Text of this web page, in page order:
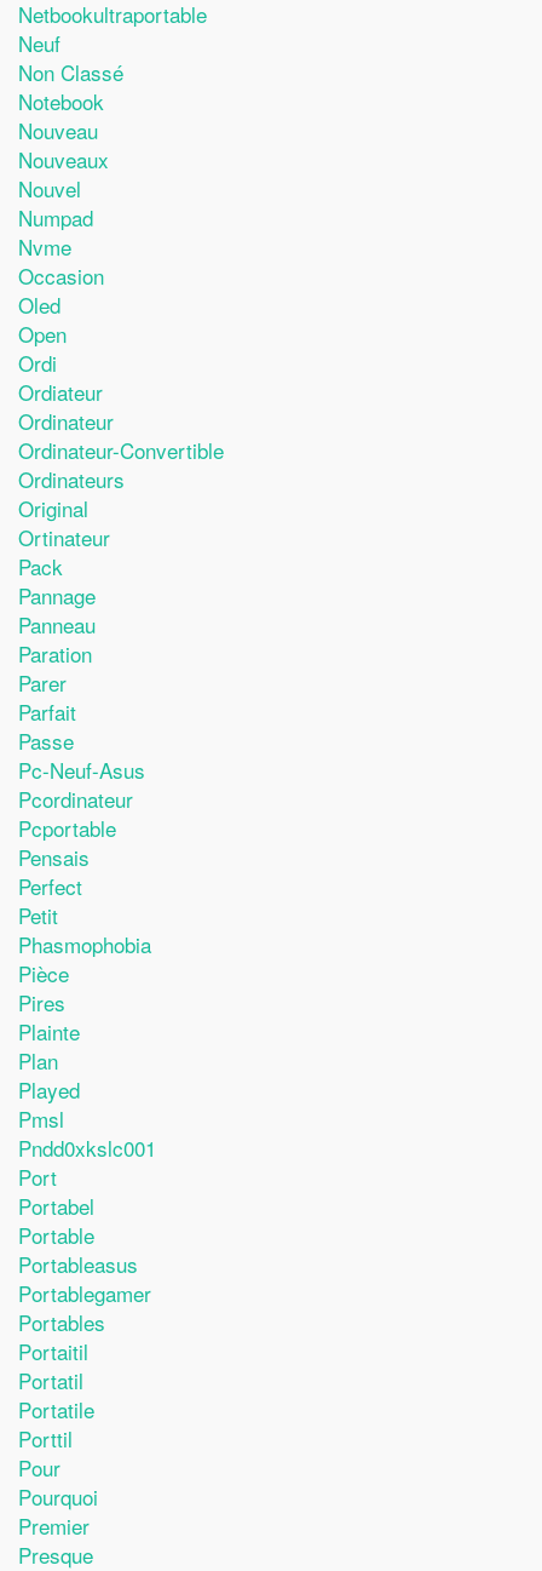
Netbookultraportable
Neuf
Non Classé
Notebook
Nouveau
Nouveaux
Nouvel
Numpad
Nvme
Occasion
Oled
Open
Ordi
Ordiateur
Ordinateur
Ordinateur-Convertible
Ordinateurs
Original
Ortinateur
Pack
Pannage
Panneau
Paration
Parer
Parfait
Passe
Pc-Neuf-Asus
Pcordinateur
Pcportable
Pensais
Perfect
Petit
Phasmophobia
Pièce
Pires
Plainte
Plan
Played
Pmsl
Pndd0xkslc001
Port
Portabel
Portable
Portableasus
Portablegamer
Portables
Portaitil
Portatil
Portatile
Porttil
Pour
Pourquoi
Premier
Presque